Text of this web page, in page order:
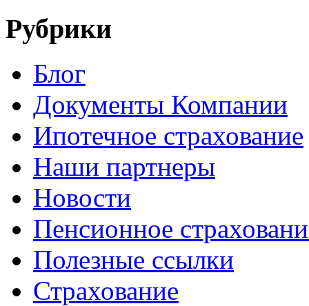
Рубрики
Блог
Документы Компании
Ипотечное страхование
Наши партнеры
Новости
Пенсионное
Полезные ссылки
Страхование